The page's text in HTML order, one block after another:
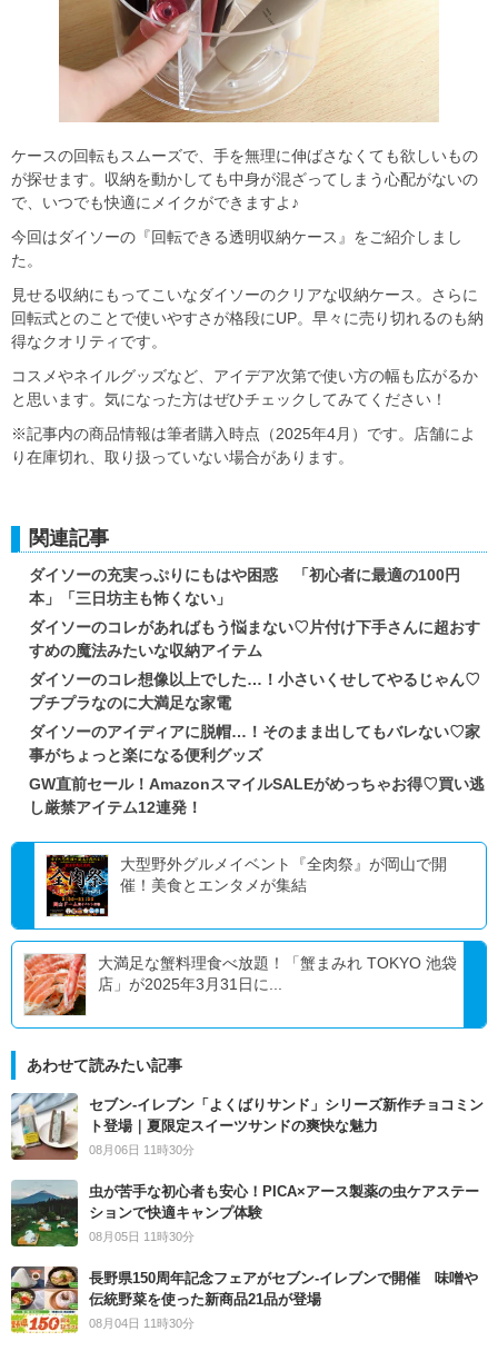
ケースの回転もスムーズで、手を無理に伸ばさなくても欲しいもの
が探せます。収納を動かしても中身が混ざってしまう心配がないの
で、いつでも快適にメイクができますよ♪
今回はダイソーの『回転できる透明収納ケース』をご紹介しまし
た。
見せる収納にもってこいなダイソーのクリアな収納ケース。さらに
回転式とのことで使いやすさが格段にUP。早々に売り切れるのも納
得なクオリティです。
コスメやネイルグッズなど、アイデア次第で使い方の幅も広がるか
と思います。気になった方はぜひチェックしてみてください！
※記事内の商品情報は筆者購入時点（2025年4月）です。店舗によ
り在庫切れ、取り扱っていない場合があります。
関連記事
ダイソーの充実っぷりにもはや困惑 「初心者に最適の100円
本」「三日坊主も怖くない」
ダイソーのコレがあればもう悩まない♡片付け下手さんに超おす
すめの魔法みたいな収納アイテム
ダイソーのコレ想像以上でした…！小さいくせしてやるじゃん♡
プチプラなのに大満足な家電
ダイソーのアイディアに脱帽…！そのまま出してもバレない♡家
事がちょっと楽になる便利グッズ
GW直前セール！AmazonスマイルSALEがめっちゃお得♡買い逃
し厳禁アイテム12連発！
大型野外グルメイベント『全肉祭』が岡山で開
催！美食とエンタメが集結
大満足な蟹料理食べ放題！「蟹まみれ TOKYO 池袋
店」が2025年3月31日に...
あわせて読みたい記事
セブン‐イレブン「よくばりサンド」シリーズ新作チョコミン
ト登場｜夏限定スイーツサンドの爽快な魅力
08月06日 11時30分
虫が苦手な初心者も安心！PICA×アース製薬の虫ケアステー
ションで快適キャンプ体験
08月05日 11時30分
長野県150周年記念フェアがセブン-イレブンで開催 味噌や
伝統野菜を使った新商品21品が登場
08月04日 11時30分